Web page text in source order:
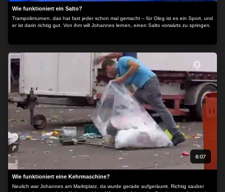
Wie funktioniert ein Salto?
Trampolinturnen, das hat fast jeder schon mal gemacht – für Oleg ist es ein Sport, und
er ist darin richtig gut. Von ihm will Johannes lernen, einen Salto vorwärts zu springen.
6:07
Wie funktioniert eine Kehrmaschine?
Neulich war Johannes am Marktplatz, da wurde gerade aufgeräumt. Richtig sauber